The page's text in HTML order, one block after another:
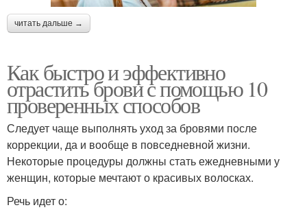
читать дальше →
Как быстро и эффективно
отрастить брови с помощью 10
проверенных способов
Следует чаще выполнять уход за бровями после
коррекции, да и вообще в повседневной жизни.
Некоторые процедуры должны стать ежедневными у
женщин, которые мечтают о красивых волосках.
Речь идет о: